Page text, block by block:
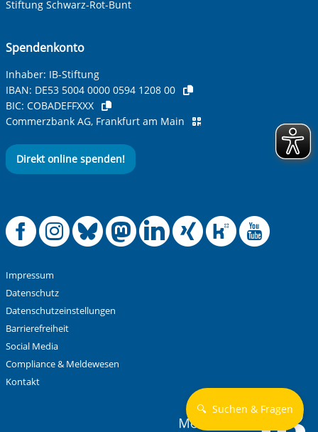
Bewerbungscoaching
Erwerb der Fahrerlaubnis Gabelstapler
Arbeitsgelegenheit (AGH)
Allgemeiner Integrationskurs
Stiftung Schwarz-Rot-Bunt
Spendenkonto
Inhaber: IB-Stiftung
IBAN: DE53 5004 0000 0594 1208 00
BIC: COBADEFFXXX
Commerzbank AG, Frankfurt am Main
Direkt online spenden!
Offizielle
Offizielle
Offizielle
Offizielle
Offizielle
Impressum
Datenschutz
Datenschutzeinstellungen
Barrierefreiheit
Social Media
Compliance & Meldewesen
Kontakt
🔍 Suchen & Fragen